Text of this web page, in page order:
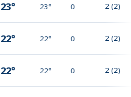
23° 23° 0 2 (2)
22° 22° 0 2 (2)
22° 22° 0 2 (2)